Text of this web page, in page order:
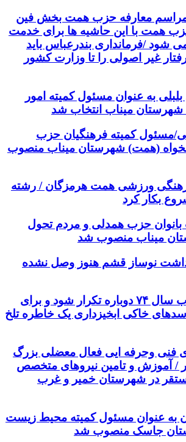
معارفه حزب همت بخش فین
همت با این حاشیه ها برای خدمت
شود /فرمانداری بندرعباس باید
غیر اصولی را تا وزارت کشور
به عنوان مسئول کمیته امور
میناب انتخاب شد
مسئول کمیته فرهنگیان حزب
(همت) شهرستان میناب منصوب
ورزشی همت هرمزگان / رشته
بکار کرد
بانوان حزب همدلی و مردم تحول
میناب منصوب شد
نوساز قشم هنوز وصل نشده
نزارید فاجعه سیلاب سال ۷۴ دوباره تکرار شود و برای
خاکی ابخیزداری یک خاطره تلخ
فنی وحرفه ایی فعال معضلی بزرگ
/ آموزش و تامین نیروهای متخصص
در شهرستان خمیر و غرب
به عنوان مسئول کمیته محیط زیست
جاسک منصوب شد